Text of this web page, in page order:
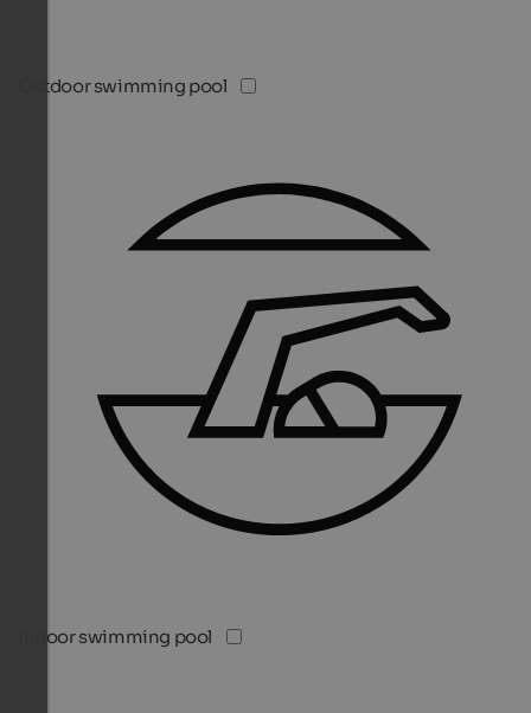
Outdoor swimming pool
Indoor swimming pool